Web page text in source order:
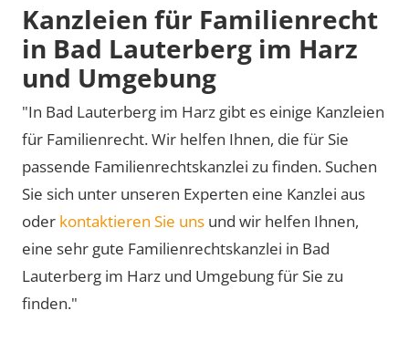
Kanzleien für Familienrecht
in Bad Lauterberg im Harz
und Umgebung
"In Bad Lauterberg im Harz gibt es einige Kanzleien
für Familienrecht. Wir helfen Ihnen, die für Sie
passende Familienrechtskanzlei zu finden. Suchen
Sie sich unter unseren Experten eine Kanzlei aus
oder kontaktieren Sie uns und wir helfen Ihnen,
eine sehr gute Familienrechtskanzlei in Bad
Lauterberg im Harz und Umgebung für Sie zu
finden."